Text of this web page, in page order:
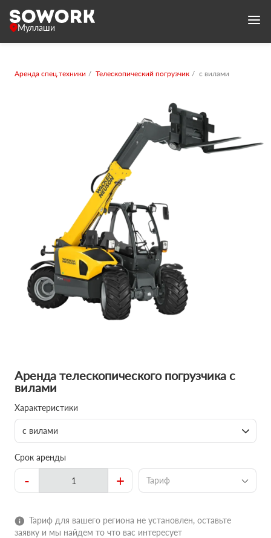
Муллаши
Аренда спец.техники Телескопический погрузчик с вилами
Аренда телескопического погрузчика с
вилами
Характеристики
с вилами
Срок аренды
- + Тариф
Тариф для вашего региона не установлен, оставьте
заявку и мы найдем то что вас интересует